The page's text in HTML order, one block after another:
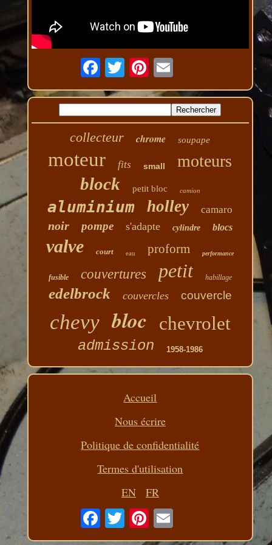
collecteur chrome soupape
moteur fits small moteurs
block petit bloc camion
aluminium holley camaro
noir pompe s'adapte cylindre blocs
valve court eau proform performance
fusible couvertures petit habillage
edelbrock couvercles couvercle
chevy bloc chevrolet
admission 1958-1986
Accueil
Nous écrire
Politique de confidentialité
Termes d'utilisation
EN
FR